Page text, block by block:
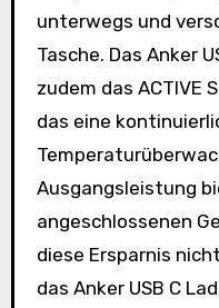
unterwegs und
Tasche. Das Anker
zudem das ACTIVE
das eine
Ausgangsleistung
angeschlossenen
diese Ersparnis
das Anker USB C